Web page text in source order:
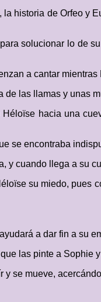
historia de Orfeo y
solucionar lo de
a cantar
las llamas y unas
hacia una
se encontraba
y cuando llega a su
su miedo,
a dar fin a su
las pinte a Sophie
se mueve,